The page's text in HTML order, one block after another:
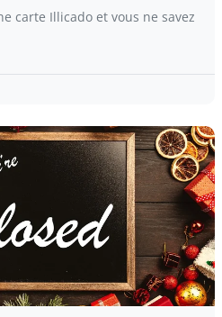
carte Illicado et vous ne savez